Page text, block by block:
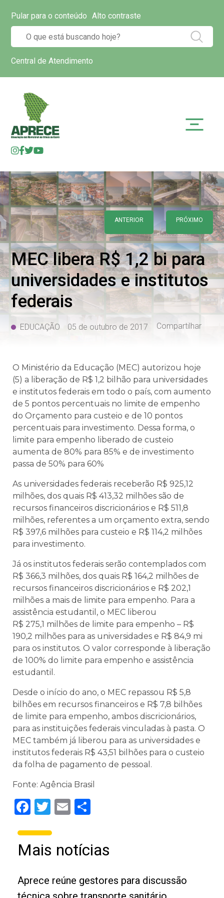
Pular para o conteúdo Alto contraste
Central de Atendimento
ANTERIOR PRÓXIMO
MEC libera R$ 1,2 bi para
universidades e institutos
federais
EDUCAÇÃO 05 de outubro de 2017 Compartilhar
O Ministério da Educação (MEC) autorizou hoje
(5) a liberação de R$ 1,2 bilhão para universidades
e institutos federais em todo o país, com aumento
de 5 pontos percentuais no limite de empenho
do Orçamento para custeio e de 10 pontos
percentuais para investimento. Dessa forma, o
limite para empenho liberado de custeio
aumenta de 80% para 85% e de investimento
passa de 50% para 60%
As universidades federais receberão R$ 925,12
milhões, dos quais R$ 413,32 milhões são de
recursos financeiros discricionários e R$ 511,8
milhões, referentes a um orçamento extra, sendo
R$ 397,6 milhões para custeio e R$ 114,2 milhões
para investimento.
Já os institutos federais serão contemplados com
R$ 366,3 milhões, dos quais R$ 164,2 milhões de
recursos financeiros discricionários e R$ 202,1
milhões a mais de limite para empenho. Para a
assistência estudantil, o MEC liberou
R$ 275,1 milhões de limite para empenho – R$
190,2 milhões para as universidades e R$ 84,9 mi
para os institutos. O valor corresponde à liberação
de 100% do limite para empenho e assistência
estudantil.
Desde o início do ano, o MEC repassou R$ 5,8
bilhões em recursos financeiros e R$ 7,8 bilhões
de limite para empenho, ambos discricionários,
para as instituições federais vinculadas à pasta. O
MEC também já liberou para as universidades e
institutos federais R$ 43,51 bilhões para o custeio
da folha de pagamento de pessoal.
Fonte: Agência Brasil
Facebook
Twitter
Email
Mais notícias
Aprece reúne gestores para discussão